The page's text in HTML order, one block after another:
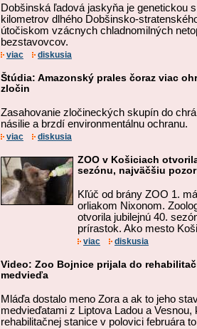
Dobšinská ľadová jaskyňa je genetickou
kilometrov dlhého Dobšinsko-
útočiskom vzácnych chladnomilných
bezstavovcov.
viac diskusia
Štúdia: Amazonský prales čoraz viac
zločin
Zasahovanie zločineckých skupín do
násilie a brzdí environmentálnu ochranu.
viac diskusia
ZOO v Košiciach
sezónu, najväčšiu
Kľúč od brány ZOO 1.
orliakom Nixonom.
otvorila jubilejnú 40.
prírastok. Ako mesto
viac diskusia
Video: Zoo Bojnice prijala do
medvieďa
Mláďa dostalo meno Zora a ak to jeho
medvieďatami z Liptova Ladou a Vesnou,
rehabilitačnej stanice v polovici februára